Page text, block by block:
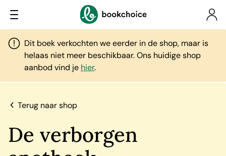
Dit boek verkochten we eerder in de shop, maar is
helaas niet meer beschikbaar. Ons huidige shop
aanbod vind je hier.
Terug naar shop
De verborgen